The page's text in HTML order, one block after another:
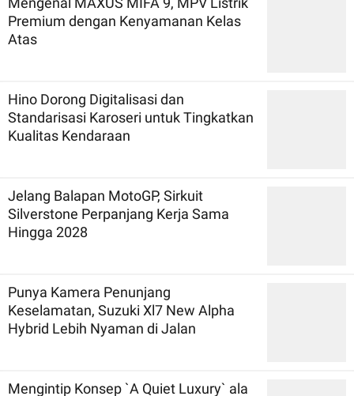
Premium dengan Kenyamanan Kelas
Atas
Hino Dorong Digitalisasi dan
Standarisasi Karoseri untuk Tingkatkan
Kualitas Kendaraan
Jelang Balapan MotoGP, Sirkuit
Silverstone Perpanjang Kerja Sama
Hingga 2028
Punya Kamera Penunjang
Keselamatan, Suzuki Xl7 New Alpha
Hybrid Lebih Nyaman di Jalan
Mengintip Konsep `A Quiet Luxury` ala